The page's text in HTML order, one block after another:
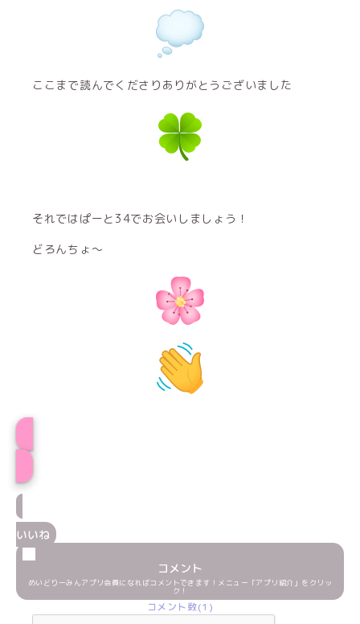
ここまで読んでくださりありがとうございました
それではぱーと34でお会いしましょう！
どろんちょ〜
いいね
コメント
めいどりーみんアプリ会員になればコメントできます！メニュー「アプリ紹介」をクリッ
ク！
コメント数(1)